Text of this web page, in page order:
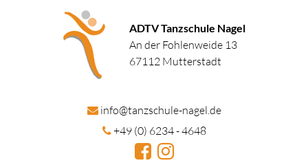
ADTV Tanzschule Nagel
An der Fohlenweide 13
67112 Mutterstadt
info@tanzschule-nagel.de
+49 (0) 6234 - 4648